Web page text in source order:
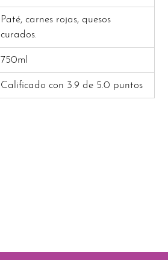
Paté, carnes rojas, quesos
curados.
750ml
Calificado con 3.9 de 5.0 puntos